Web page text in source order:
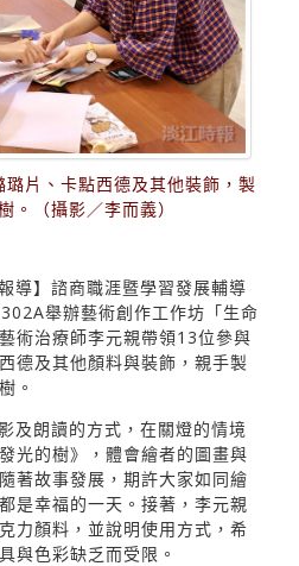
片、卡點西德及其他裝飾，製
。（攝影／李而義）
導】諮商職涯暨學習發展輔導
舉辦藝術創作工作坊「生命
術治療師李元親帶領13位參與
德及其他顏料與裝飾，親手製
。
及朗讀的方式，在關燈的情境
光的樹》，體會繪者的圖畫與
著故事發展，期許大家如同繪
是幸福的一天。接著，李元親
力顏料，並說明使用方式，希
與色彩缺乏而受限。